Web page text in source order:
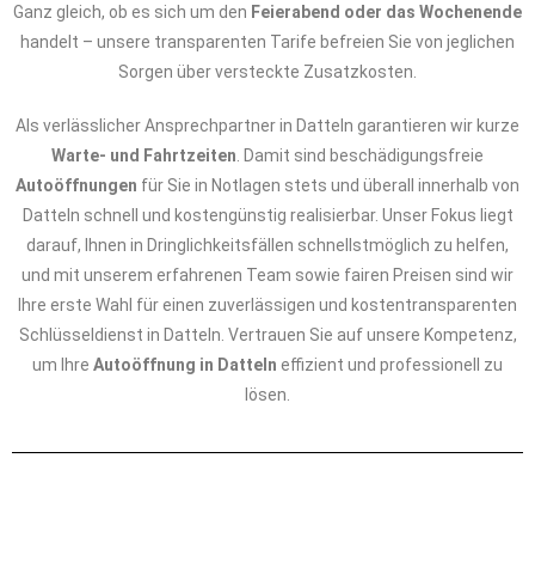
Ganz gleich, ob es sich um den Feierabend oder das Wochenende
handelt – unsere transparenten Tarife befreien Sie von jeglichen
Sorgen über versteckte Zusatzkosten.
Als verlässlicher Ansprechpartner in Datteln garantieren wir kurze
Warte- und Fahrtzeiten . Damit sind beschädigungsfreie
Autoöffnungen für Sie in Notlagen stets und überall innerhalb von
Datteln schnell und kostengünstig realisierbar. Unser Fokus liegt
darauf, Ihnen in Dringlichkeitsfällen schnellstmöglich zu helfen,
und mit unserem erfahrenen Team sowie fairen Preisen sind wir
Ihre erste Wahl für einen zuverlässigen und kostentransparenten
Schlüsseldienst in Datteln. Vertrauen Sie auf unsere Kompetenz,
um Ihre Autoöffnung in Datteln effizient und professionell zu
lösen.